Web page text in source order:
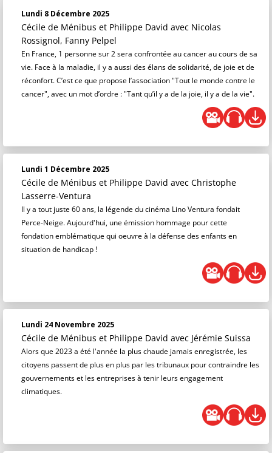
Lundi 8 Décembre 2025
Cécile de Ménibus et Philippe David avec Nicolas
Rossignol, Fanny Pelpel
En France, 1 personne sur 2 sera confrontée au cancer au cours de sa
vie. Face à la maladie, il y a aussi des élans de solidarité, de joie et de
réconfort. C’est ce que propose l’association "Tout le monde contre le
cancer", avec un mot d’ordre : "Tant qu’il y a de la joie, il y a de la vie".
Lundi 1 Décembre 2025
Cécile de Ménibus et Philippe David avec Christophe
Lasserre-Ventura
Il y a tout juste 60 ans, la légende du cinéma Lino Ventura fondait
Perce-Neige. Aujourd'hui, une émission hommage pour cette
fondation emblématique qui oeuvre à la défense des enfants en
situation de handicap !
Lundi 24 Novembre 2025
Cécile de Ménibus et Philippe David avec Jérémie Suissa
Alors que 2023 a été l'année la plus chaude jamais enregistrée, les
citoyens passent de plus en plus par les tribunaux pour contraindre les
gouvernements et les entreprises à tenir leurs engagement
climatiques.